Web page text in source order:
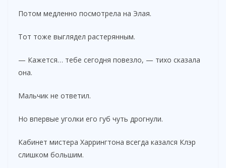
Потом медленно посмотрела на Элая.
Тот тоже выглядел растерянным.
— Кажется… тебе сегодня повезло, — тихо сказала
она.
Мальчик не ответил.
Но впервые уголки его губ чуть дрогнули.
Кабинет мистера Харрингтона всегда казался Клэр
слишком большим.